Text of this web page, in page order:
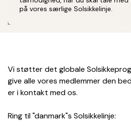
på vores særlige Solsikkelinje.
Vi støtter det globale
give alle vores medlemmer den
er i kontakt med os.
Ring til "danmark"s Solsikkelinje: